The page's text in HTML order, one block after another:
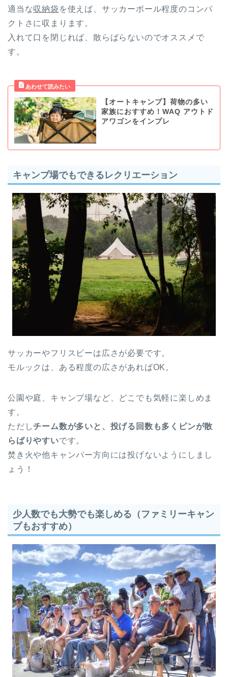
適当な収納袋 を使えば、サッカーボール程度のコンパ
クトさに収まります。
入れて口を閉じれば、散らばらないのでオススメで
す。
【オートキャンプ】荷物の多い
家族におすすめ！WAQ アウトド
アワゴンをインプレ
キャンプ場でもできるレクリエーション
サッカーやフリスビーは広さが必要です。
モルックは、ある程度の広さがあればOK。
公園や庭、キャンプ場など、どこでも気軽に楽しめま
す。
ただしチーム数が多いと、投げる回数も多くピンが散
らばりやすいです。
焚き火や他キャンパー方向には投げないようにしまし
ょう！
少人数でも大勢でも楽しめる（ファミリーキャン
プもおすすめ）